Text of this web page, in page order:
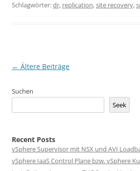
Schlagwörter:dr, replication,site recovery,
Beitragsnavigation
← Ältere Beiträge
Suchen
Seek
Recent Posts
vSphere Supervisor mit NSX und AVI
vSphere IaaS Control Plane bzw. vSphere